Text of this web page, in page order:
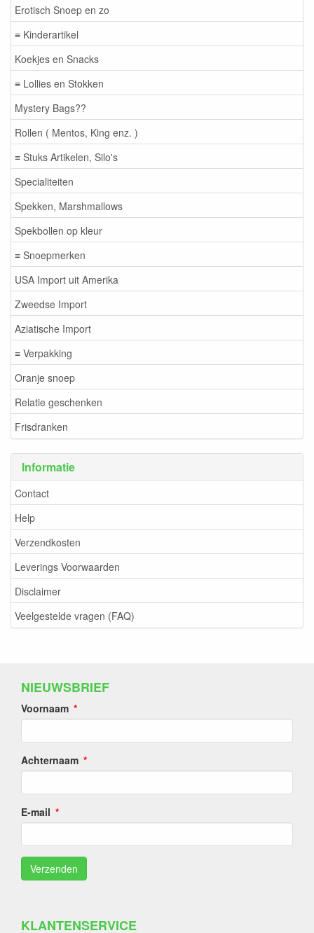
Erotisch Snoep en zo
≡ Kinderartikel
Koekjes en Snacks
≡ Lollies en Stokken
Mystery Bags??
Rollen ( Mentos, King enz. )
≡ Stuks Artikelen, Silo's
Specialiteiten
Spekken, Marshmallows
Spekbollen op kleur
≡ Snoepmerken
USA Import uit Amerika
Zweedse Import
Aziatische Import
≡ Verpakking
Oranje snoep
Relatie geschenken
Frisdranken
Informatie
Contact
Help
Verzendkosten
Leverings Voorwaarden
Disclaimer
Veelgestelde vragen (FAQ)
NIEUWSBRIEF
Voornaam
Achternaam
E-mail
KLANTENSERVICE